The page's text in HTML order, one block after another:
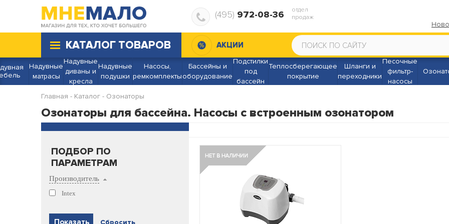
(495) 972-08-36
отдел
продаж
КАТАЛОГ ТОВАРОВ АКЦИИ
Надувные
матрасы
Надувные
диваны и
кресла
Надувные
подушки
Насосы,
ремкомплекты
Бассейны и
оборудование
Подстилки
под
бассейн
Теплосберегающее
покрытие
Шланги и
переходники
Песочные
фильтр-
насосы
Главная - Каталог - Озонаторы
Озонаторы для бассейна. Насосы с встроенным озонатором
ПОДБОР ПО
ПАРАМЕТРАМ
Производитель
Intex